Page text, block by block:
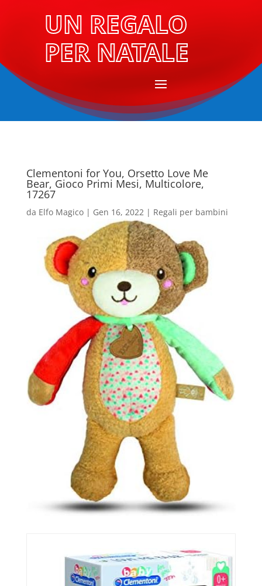
UN REGALO
PER NATALE
Clementoni for You, Orsetto Love Me
Bear, Gioco Primi Mesi, Multicolore,
17267
da Elfo Magico| Gen 16, 2022| Regali per bambini